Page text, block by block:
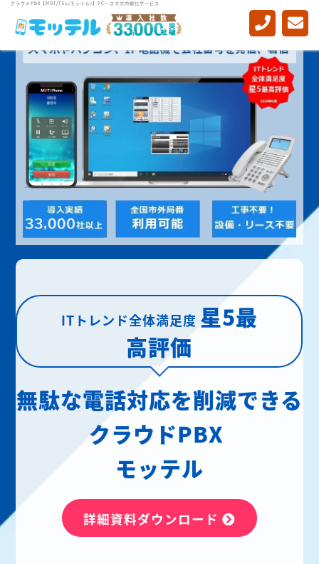
クラウドPBX【MOT/TEL(モッテル)】PC・スマホ内線化サービス
ITトレンド全体満足度 星5最
高評価
無駄な電話対応を削減できる
クラウドPBX
モッテル
詳細資料ダウンロード